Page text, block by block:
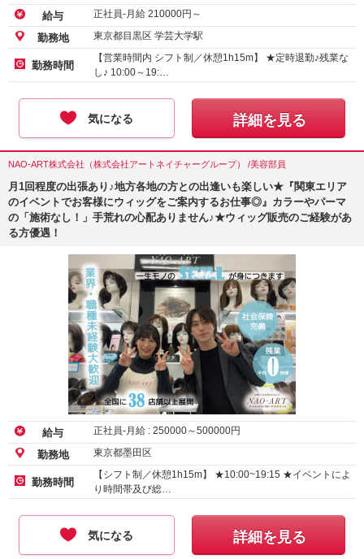
給与 正社員-月給 210000円～
勤務地 東京都目黒区 学芸大学駅
勤務時間
【営業時間内 シフト制／休憩1h15m】 ★定時退勤♪残業な
し♪ 10:00～19:…
気になる 詳細を見る
NAO-ART株式会社（株式会社アートネイチャーグループ） /美容部員
月1回程度の出張あり♪地方各地の方との出逢いも楽しい★『関東エリア
のイベントでお客様にウィッグをご案内するお仕事◎』カラーやパーマ
の「施術なし！」手荒れの心配ありません♪★ウィッグ販売のご経験があ
る方優遇！
給与 正社員-月給 : 250000～500000円
勤務地 東京都墨田区
勤務時間
【シフト制／休憩1h15m】 ★10:00~19:15 ★イベントによ
り時間帯及び総…
気になる 詳細を見る